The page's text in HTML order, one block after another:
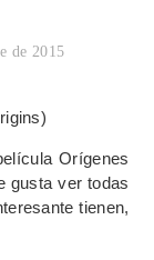
de 2015
Orígenes
gusta ver todas
tienen,